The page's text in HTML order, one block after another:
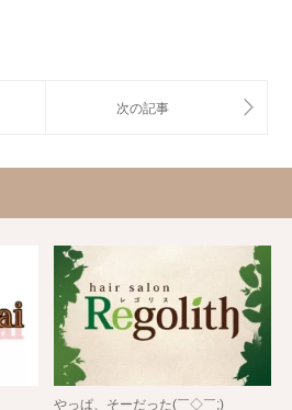
やっぱ、そーだった(￣◇￣;)